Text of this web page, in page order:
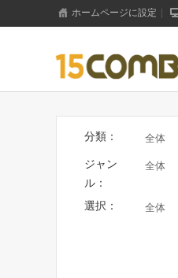
ホームページに設定
分類： 全体
ジャン
ル：
全体
選択： 全体